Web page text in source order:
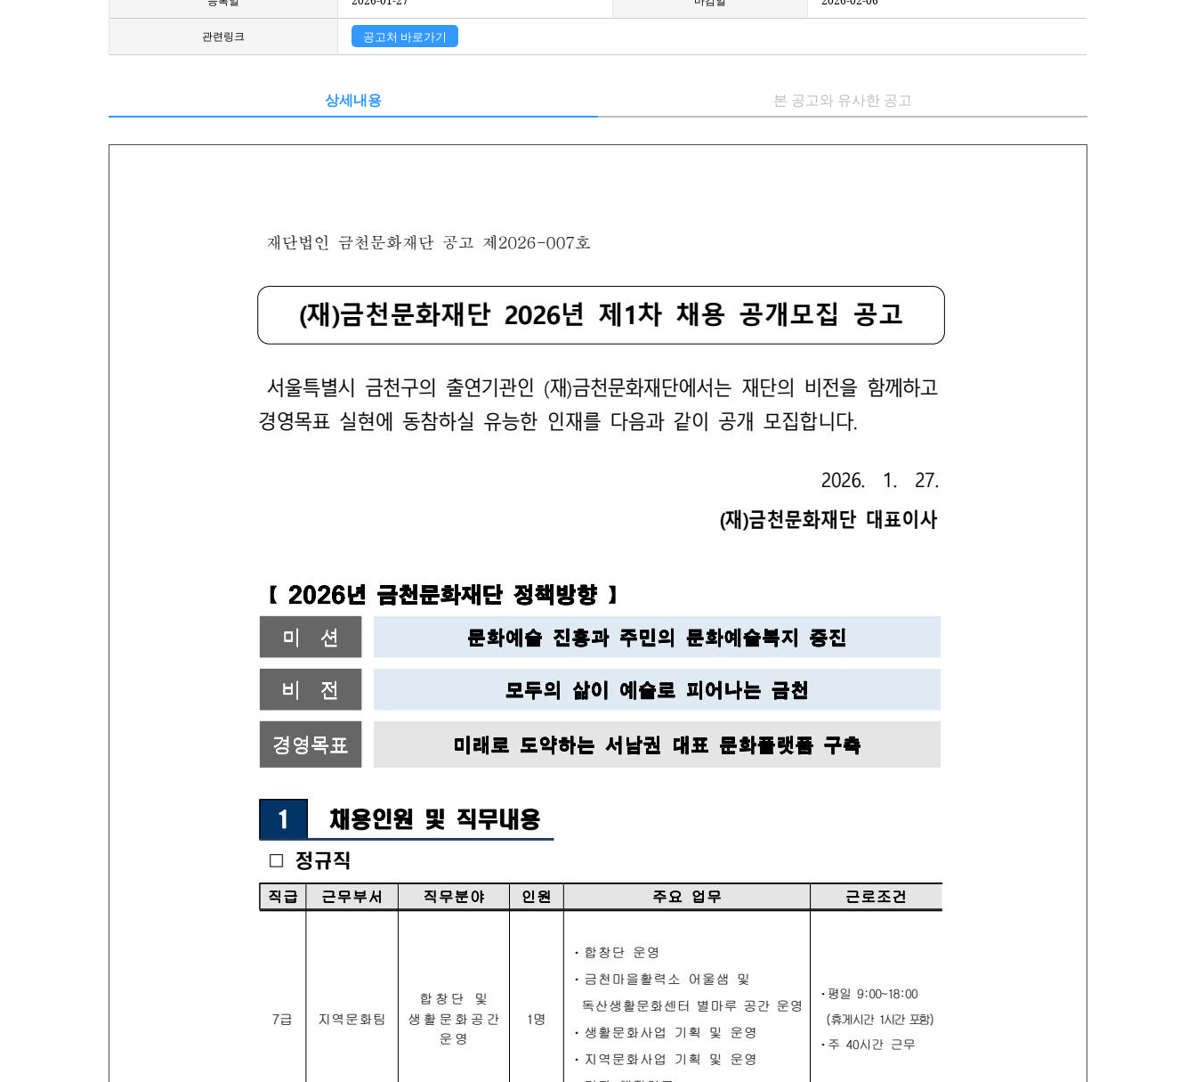
관련링크 공고처 바로가기
상세내용 본 공고와 유사한 공고